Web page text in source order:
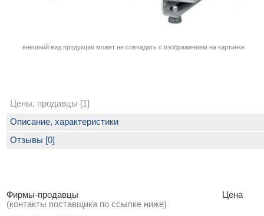
внешний вид продукции может не совпадать с изображением на картинке
Цены, продавцы [1]
Фирмы-продавцы
(контакты поставщика по ссылке ниже)
Цена
Описание, характеристики
Отзывы [0]